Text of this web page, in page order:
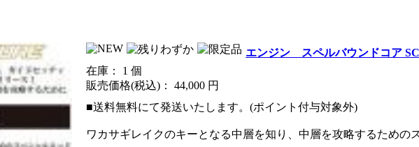
エンジン スペルバウンドコア
在庫： 1 個
販売価格(税込)：44,000 円
■送料無料にて発送いたします。(ポイント付与対象外)
ワカサギレイクのキーとなる中層を知り、中層を攻略するための